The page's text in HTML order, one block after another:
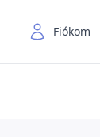
Fiókom